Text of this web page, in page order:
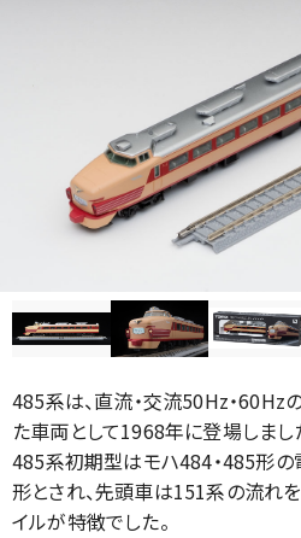
485系は、直流・交流50Hz・
た車両として1968年に登場しまし
485系初期型はモハ484・485形
形とされ、先頭車は151系の流れ
イルが特徴でした。